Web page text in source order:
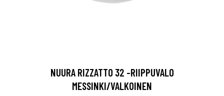
NUURA RIZZATTO 32 -RIIPPUVALO
MESSINKI/VALKOINEN